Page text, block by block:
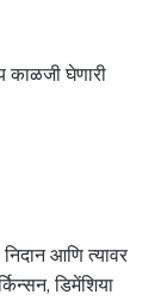
काळजी घेणारी
आणि त्यावर
डिमेंशिया